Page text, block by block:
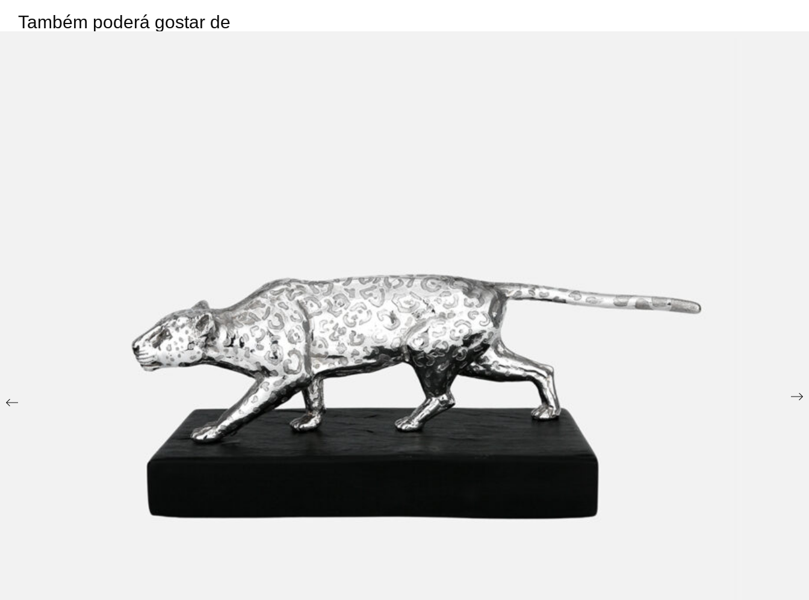
Também poderá gostar de